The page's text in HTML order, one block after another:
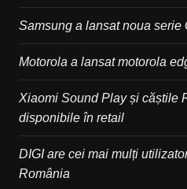
Samsung a lansat noua serie
Motorola a lansat motorola
Xiaomi Sound Play și căștile
disponibile în retail
DIGI are cei mai mulți
România